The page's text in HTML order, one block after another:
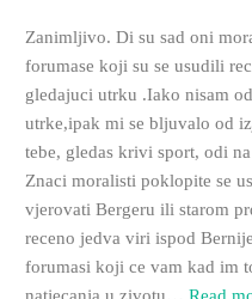
Zanimljivo. Di su sad oni
forumase koji su se usudili
gledajuci utrku .Iako nisam
utrke,ipak mi se bljuvalo od
tebe, gledas krivi sport, odi
Znaci moralisti poklopite se
vjerovati Bergeru ili starom
receno jedva viri ispod
forumasi koji ce vam kad im